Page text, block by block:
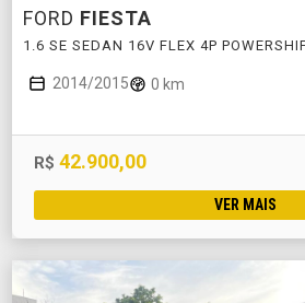
FORD FIESTA
1.6 SE SEDAN 16V FLEX 4P
2014/2015 0 km
R$ 42.900,00
VER MAIS